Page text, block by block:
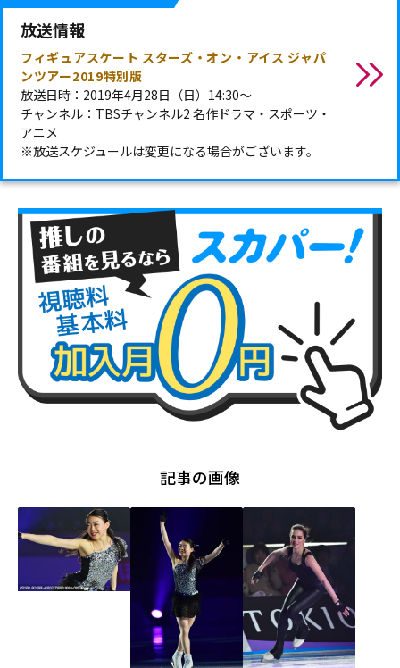
放送情報
フィギュアスケート スターズ・オン・アイス ジャパ
ンツアー2019特別版
放送日時：2019年4月28日（日）14:30～
チャンネル：TBSチャンネル2 名作ドラマ・スポーツ・
アニメ
※放送スケジュールは変更になる場合がございます。
記事の画像